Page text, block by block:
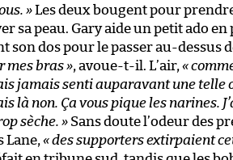
»Les deux bougent pour
sa peau. Gary aide un petit ado
son dos pour le passer au-dessus
mes bras », avoue-t-il. L’air, «
jamais senti auparavant une telle
là non. Ça vous pique les narines.
sèche. » Sans doute l’odeur des
Lane, « des supporters extirpaient